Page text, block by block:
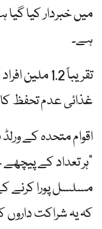
میں خبردار کیا
ہے۔
تقریباً 1.2
غذائی عدم تحفظ کا
اقوام متحدہ کے
"ہر تعداد کے
مسلسل پورا کرنے
کہ یہ شراکت داروں